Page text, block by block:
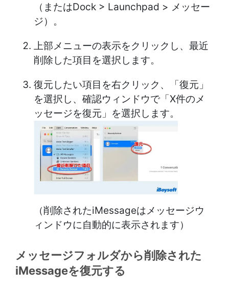
（またはDock > Launchpad > メッセー
ジ）。
上部メニューの表示をクリックし、最近
削除した項目を選択します。
復元したい項目を右クリック、「復元」
を選択し、確認ウィンドウで「X件のメ
ッセージを復元」を選択します。
（削除されたiMessageはメッセージウ
ィンドウに自動的に表示されます）
メッセージフォルダから削除された
iMessageを復元する